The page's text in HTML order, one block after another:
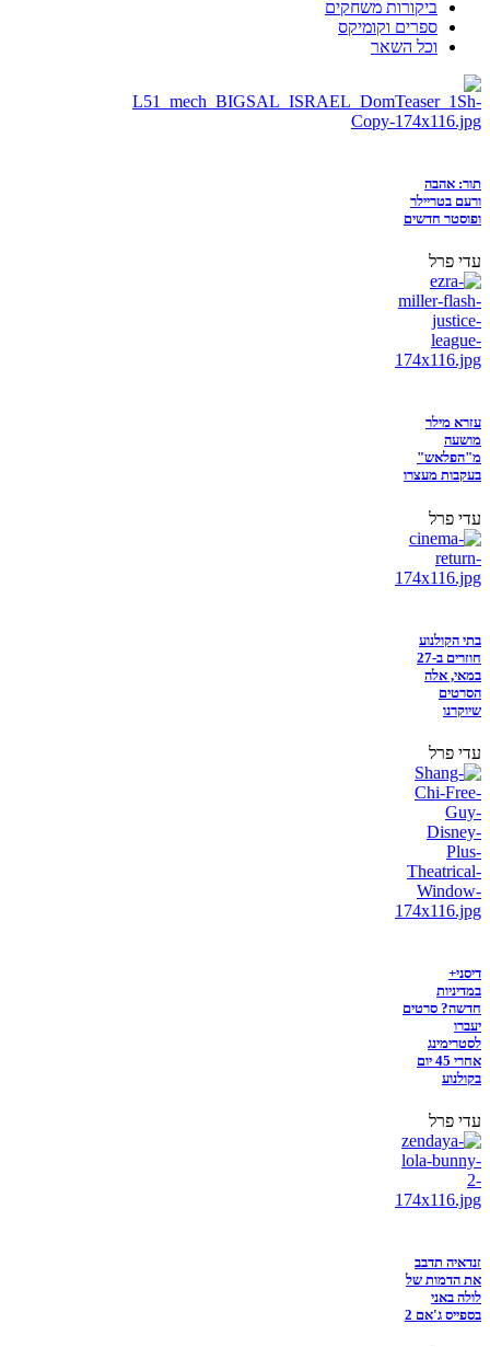
ביקורות משחקים
ספרים וקומיקס
וכל השאר
תור: אהבה
ורעם בטריילר
ופוסטר חדשים
עדי פרל
עזרא מילר
מושעה
מ"הפלאש"
בעקבות מעצרו
עדי פרל
בתי הקולנוע
חוזרים ב-27
במאי, אלה
הסרטים
שיוקרנו
עדי פרל
דיסני+
במדיניות
חדשה? סרטים
יעברו
לסטרימינג
אחרי 45 יום
בקולנוע
עדי פרל
זנדאיה תדבב
את הדמות של
לולה באני
בספייס ג'אם 2